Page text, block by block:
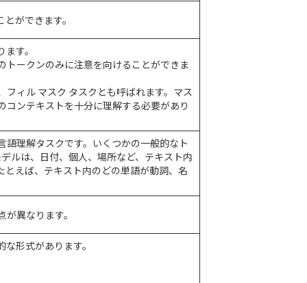
ができます。
す。
ークンのみに注意を向けることができま
ィル マスク タスクとも呼ばれます。マス
ンテキストを十分に理解する必要があり
理解タスクです。いくつかの一般的なト
ルは、日付、個人、場所など、テキスト内
えば、テキスト内のどの単語が動詞、名
異なります。
形式があります。